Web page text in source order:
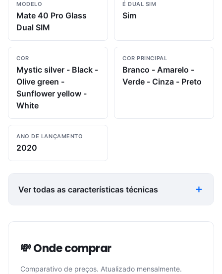
MODELO
Mate 40 Pro Glass
Dual SIM
É DUAL SIM
Sim
COR
Mystic silver - Black -
Olive green -
Sunflower yellow -
White
COR PRINCIPAL
Branco - Amarelo -
Verde - Cinza - Preto
ANO DE LANÇAMENTO
2020
Ver todas as características técnicas
💸 Onde comprar
Comparativo de preços. Atualizado mensalmente.